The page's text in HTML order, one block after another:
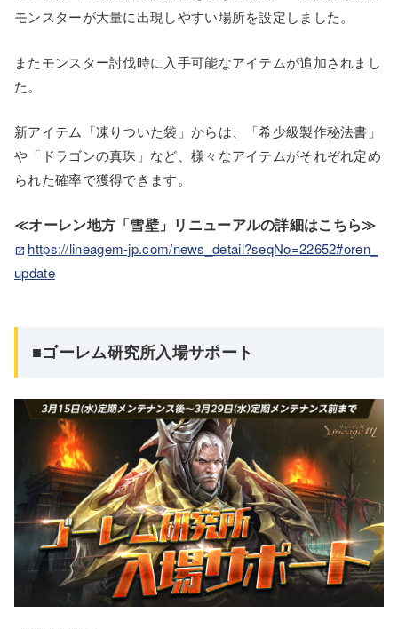
モンスターが大量に出現しやすい場所を設定しました。
またモンスター討伐時に入手可能なアイテムが追加されまし
た。
新アイテム「凍りついた袋」からは、「希少級製作秘法書」
や「ドラゴンの真珠」など、様々なアイテムがそれぞれ定め
られた確率で獲得できます。
≪オーレン地方「雪壁」リニューアルの詳細はこちら≫
https://lineagem-jp.com/news_detail?seqNo=22652#oren_
update
■ゴーレム研究所入場サポート